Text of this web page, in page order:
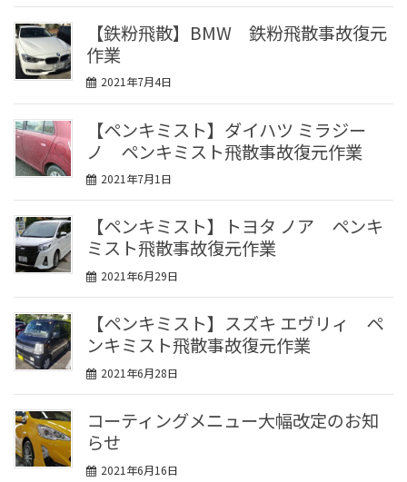
【鉄粉飛散】BMW 鉄粉飛散事故復元
作業
2021年7月4日
【ペンキミスト】ダイハツ ミラジー
ノ ペンキミスト飛散事故復元作業
2021年7月1日
【ペンキミスト】トヨタ ノア ペンキ
ミスト飛散事故復元作業
2021年6月29日
【ペンキミスト】スズキ エヴリィ ペ
ンキミスト飛散事故復元作業
2021年6月28日
コーティングメニュー大幅改定のお知
らせ
2021年6月16日